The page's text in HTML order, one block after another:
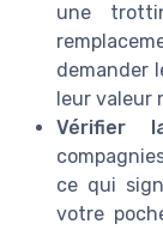
une
demander
leur valeur
Vérifier
ce qui
votre